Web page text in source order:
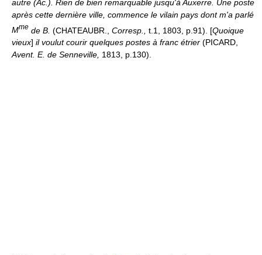
autre (Ac. ). Rien de bien remarquable jusqu'à Auxerre. Une poste
après cette dernière ville, commence le vilain pays dont m'a parlé
Mme de B. (CHATEAUBR., Corresp., t.1, 1803, p.91). [Quoique
vieux] il voulut courir quelques postes à franc étrier (PICARD,
Avent. E. de Senneville, 1813, p.130).